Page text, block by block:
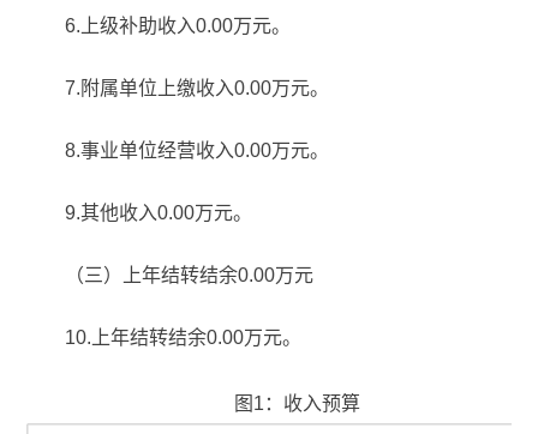
6.上级补助收入0.00万元。
7.附属单位上缴收入0.00万元。
8.事业单位经营收入0.00万元。
9.其他收入0.00万元。
（三）上年结转结余0.00万元
10.上年结转结余0.00万元。
图1：收入预算